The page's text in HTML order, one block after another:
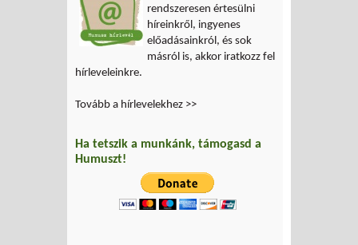
rendszeresen értesülni
híreinkről, ingyenes
előadásainkról, és sok
másról is, akkor iratkozz fel
hírleveleinkre.
Tovább a hírlevelekhez >>
Ha tetszik a munkánk, támogasd a
Humuszt!